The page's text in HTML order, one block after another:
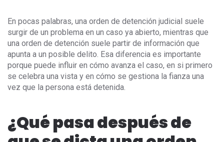
En pocas palabras, una orden de detención judicial suele
surgir de un problema en un caso ya abierto, mientras que
una orden de detención suele partir de información que
apunta a un posible delito. Esa diferencia es importante
porque puede influir en cómo avanza el caso, en si primero
se celebra una vista y en cómo se gestiona la fianza una
vez que la persona está detenida.
¿Qué pasa después de